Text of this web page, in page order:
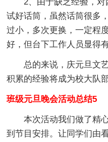
试好话筒，虽然话筒很多
过小，多次更换，一定程
好，但台下工作人员显得有
总的来说，庆元旦文艺
积累的经验将成为校大队
班级元旦晚会活动总结5
本次活动我们做了精心
到节目安排。让同学们由